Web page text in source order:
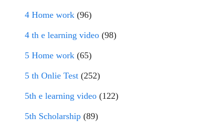
4 Home work (96)
4 th e learning video (98)
5 Home work (65)
5 th Onlie Test (252)
5th e learning video (122)
5th Scholarship (89)